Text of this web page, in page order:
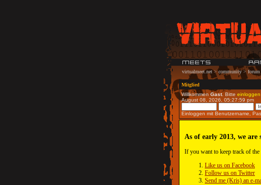
virtualmeet.net>community> forum
Mitglied
WillkommenGast. Bitte einloggen
August 08, 2026, 05:27:59 pm
Einloggen mit Benutzername,
As of early 2013, we
If you want to keep track of the
Like us on Facebook
Follow us on Twitter
Send me (Kris) an e-